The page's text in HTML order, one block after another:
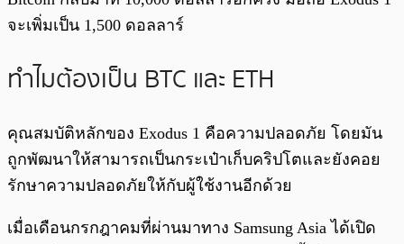
จะเพิ่มเป็น 1,500 ดอลลาร์
ทำไมต้องเป็น BTC และ ETH
คุณสมบัติหลักของ Exodus 1 คือความปลอดภัย โดยมัน
ถูกพัฒนาให้สามารถเป็นกระเป๋าเก็บคริปโตและยังคอย
รักษาความปลอดภัยให้กับผู้ใช้งานอีกด้วย
เมื่อเดือนกรกฎาคมที่ผ่านมาทาง Samsung Asia ได้เปิด